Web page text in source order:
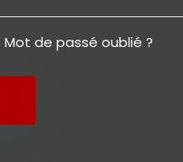
Mot de passé oublié ?